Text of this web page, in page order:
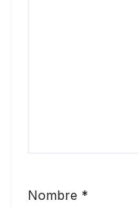
Nombre *